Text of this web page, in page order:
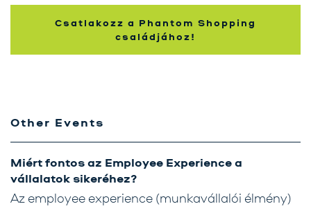
Csatlakozz a Phantom Shopping
családjához!
Other Events
Miért fontos az Employee Experience a
vállalatok sikeréhez?
Az employee experience (munkavállalói élmény)